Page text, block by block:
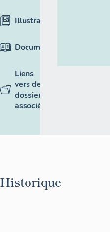
Illustrations
Documentation
Liens
vers des
dossiers
associés
Historique